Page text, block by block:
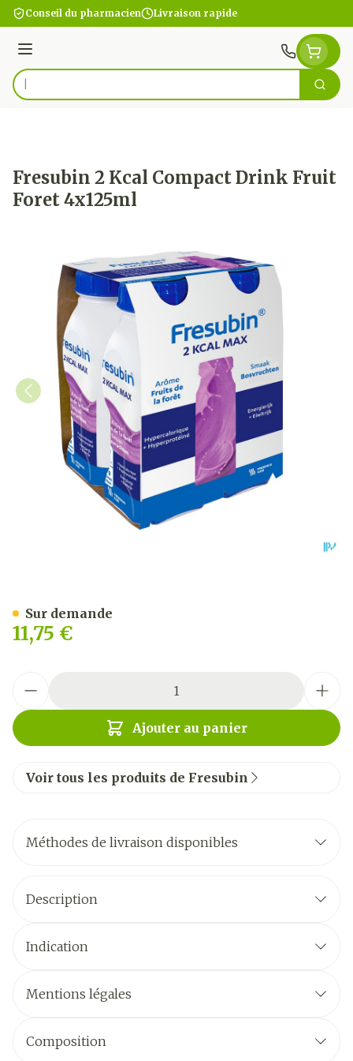
Aller au contenu
Conseil du pharmacien Livraison rapide
Menu
Rechercher
Fresubin 2 Kcal Compact Drink Fruit
Foret 4x125ml
11,75 €
Ajouter au panier
Sur demande
Voir tous les produits de Fresubin
Méthodes de livraison disponibles
Description
Indication
Mentions légales
Composition